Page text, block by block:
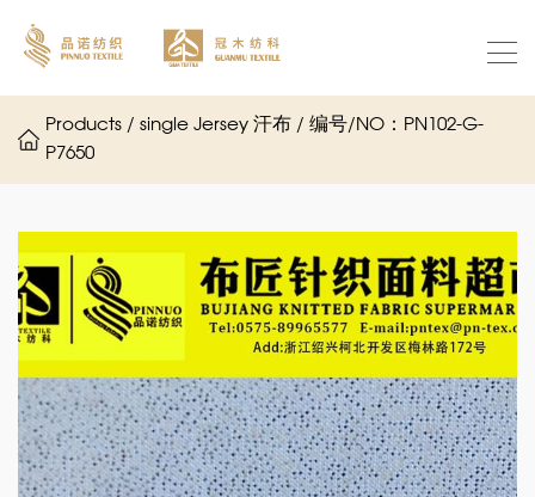
Products / single Jersey 汗布 / 编号/NO：PN102-G-
P7650